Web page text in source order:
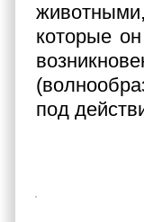
которые
под